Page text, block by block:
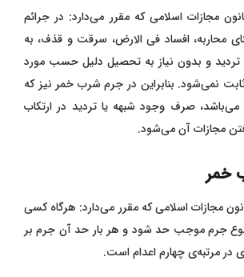
ماده ۱۲۱ از قانون مجازات اسلامی که مقرر می‌دارد: در جرائم
محاربه، افساد فی الارض، سرقت و قذف، به
و بدون نیاز به تحصیل دلیل حسب مورد
نمی‌شود. بنابراین در جرم شرب خمر نیز که
صرف وجود شبهه یا تردید در ارتکاب
مجازات آن می‌شود.
خمر
ماده ۱۳۶ از قانون مجازات اسلامی که مقرر می‌دارد: هرگاه کسی
جرم موجب حد شود و هر بار حد آن جرم بر
در مرتبه‌ی چهارم اعدام است.